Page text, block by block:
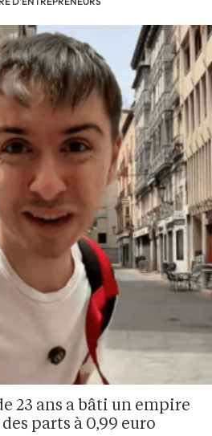
23 ans a bâti un empire
parts à 0,99 euro